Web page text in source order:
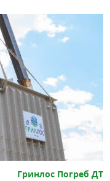
Гринлос Погреб ДТ